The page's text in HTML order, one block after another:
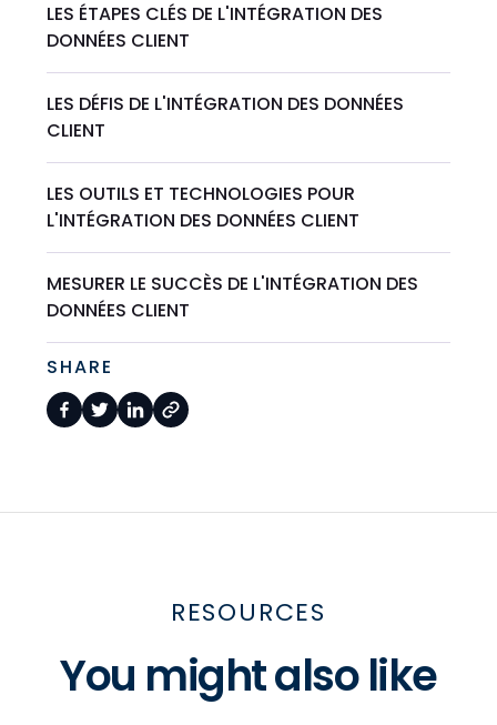
LES ÉTAPES CLÉS DE L'INTÉGRATION DES
DONNÉES CLIENT
LES DÉFIS DE L'INTÉGRATION DES DONNÉES
CLIENT
LES OUTILS ET TECHNOLOGIES POUR
L'INTÉGRATION DES DONNÉES CLIENT
MESURER LE SUCCÈS DE L'INTÉGRATION DES
DONNÉES CLIENT
SHARE
RESOURCES
You might also like